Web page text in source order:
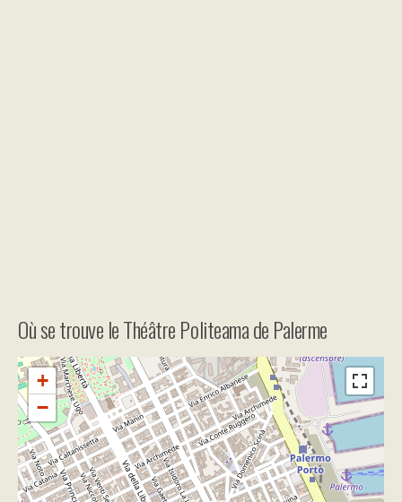
Où se trouve le Théâtre Politeama de Palerme
+
−